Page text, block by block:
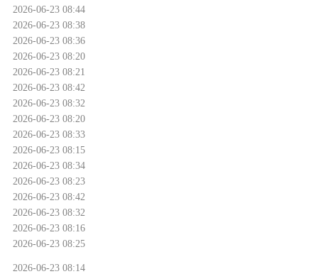
2026-06-23 08:44
2026-06-23 08:38
2026-06-23 08:36
2026-06-23 08:20
2026-06-23 08:21
2026-06-23 08:42
2026-06-23 08:32
2026-06-23 08:20
2026-06-23 08:33
2026-06-23 08:15
2026-06-23 08:34
2026-06-23 08:23
2026-06-23 08:42
2026-06-23 08:32
2026-06-23 08:16
2026-06-23 08:25
2026-06-23 08:14